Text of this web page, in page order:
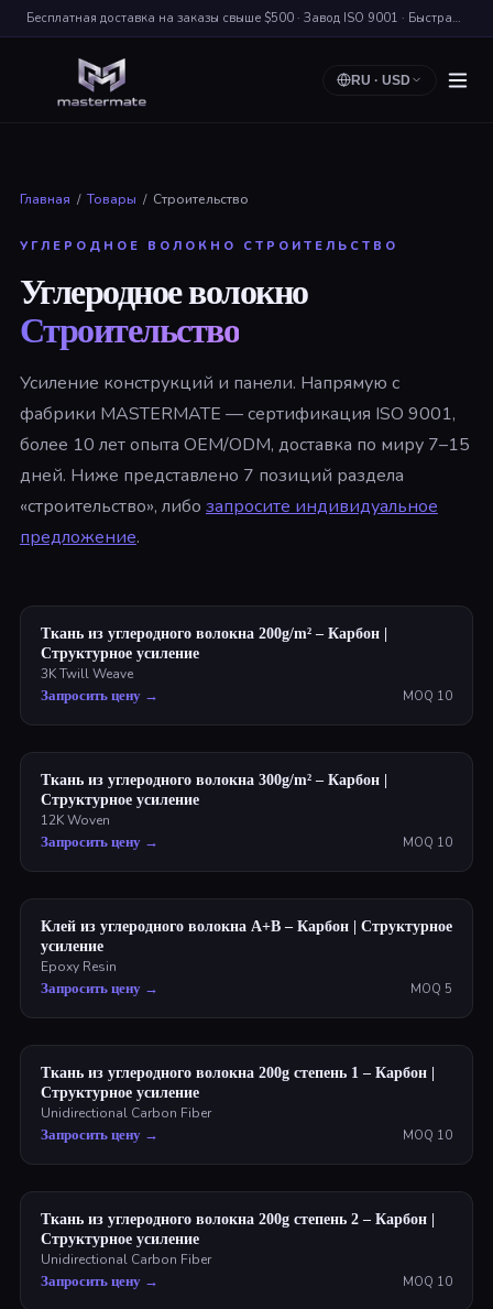
Бесплатная доставка на заказы свыше $500 · Завод ISO 9001 · Быстрая Доставка по Миру
RU · USD
Главная / Товары / Строительство
УГЛЕРОДНОЕ ВОЛОКНО СТРОИТЕЛЬСТВО
Углеродное волокно
Строительство
Усиление конструкций и панели. Напрямую с
фабрики MASTERMATE — сертификация ISO 9001,
более 10 лет опыта OEM/ODM, доставка по миру 7–15
дней. Ниже представлено 7 позиций раздела
«строительство», либо запросите индивидуальное
предложение.
Ткань из углеродного волокна 200g/m² – Карбон |
Структурное усиление
3K Twill Weave
Запросить цену→ MOQ 10
Ткань из углеродного волокна 300g/m² – Карбон |
Структурное усиление
12K Woven
Запросить цену→ MOQ 10
Клей из углеродного волокна A+B – Карбон | Структурное
усиление
Epoxy Resin
Запросить цену→ MOQ 5
Ткань из углеродного волокна 200g степень 1 – Карбон |
Структурное усиление
Unidirectional Carbon Fiber
Запросить цену→ MOQ 10
Ткань из углеродного волокна 200g степень 2 – Карбон |
Структурное усиление
Unidirectional Carbon Fiber
Запросить цену→ MOQ 10